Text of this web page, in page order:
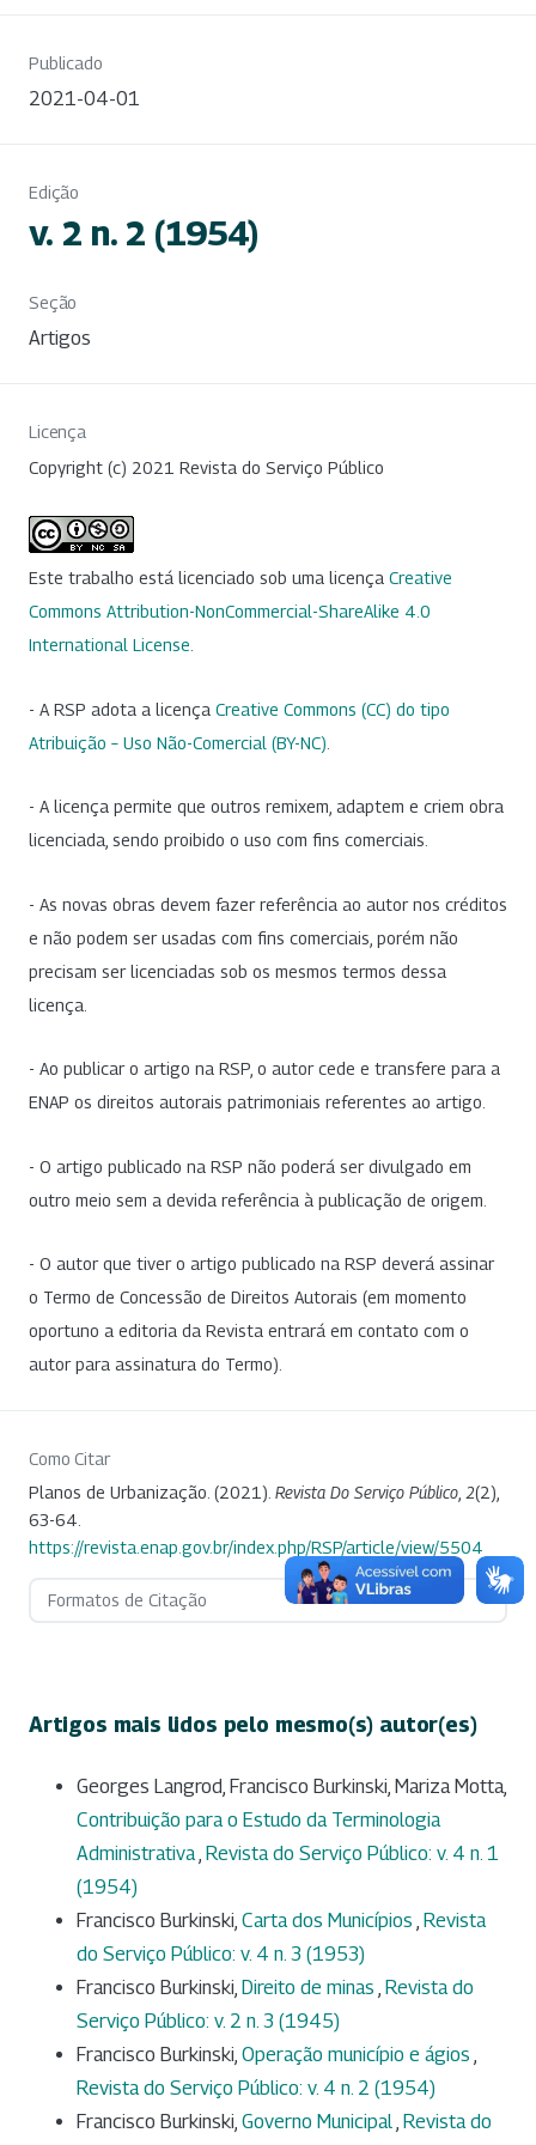
Publicado
2021-04-01
Edição
v. 2 n. 2 (1954)
Seção
Artigos
Licença
Copyright (c) 2021 Revista do Serviço Público
Este trabalho está licenciado sob uma licença Creative
Commons Attribution-NonCommercial-ShareAlike 4.0
International License
- A RSP adota a licença Creative Commons (CC) do tipo
Atribuição – Uso Não-Comercial (BY-NC)
- A licença permite que outros remixem, adaptem e criem obra
licenciada, sendo proibido o uso com fins comerciais.
- As novas obras devem fazer referência ao autor nos créditos
e não podem ser usadas com fins comerciais, porém não
precisam ser licenciadas sob os mesmos termos dessa
licença.
- Ao publicar o artigo na RSP, o autor cede e transfere para a
ENAP os direitos autorais patrimoniais referentes ao artigo.
- O artigo publicado na RSP não poderá ser divulgado em
outro meio sem a devida referência à publicação de origem.
- O autor que tiver o artigo publicado na RSP deverá assinar
o Termo de Concessão de Direitos Autorais (em momento
oportuno a editoria da Revista entrará em contato com o
autor para assinatura do Termo).
Como Citar
Planos de Urbanização. (2021). Revista Do Serviço Público, 2(2),
63-64.
https://revista.enap.gov.br/index.php/RSP/article/view/5504
Formatos de Citação
Artigos mais lidos pelo mesmo(s) autor(es)
Georges Langrod, Francisco Burkinski, Mariza Motta,
Contribuição para o Estudo da Terminologia
Administrativa, Revista do Serviço Público: v. 4 n. 1
(1954)
Francisco Burkinski, Carta dos Municípios , Revista
do Serviço Público: v. 4 n. 3 (1953)
Francisco Burkinski, Direito de minas , Revista do
Serviço Público: v. 2 n. 3 (1945)
Francisco Burkinski, Operação município e ágios ,
Revista do Serviço Público: v. 4 n. 2 (1954)
Francisco Burkinski, Governo Municipal, Revista do